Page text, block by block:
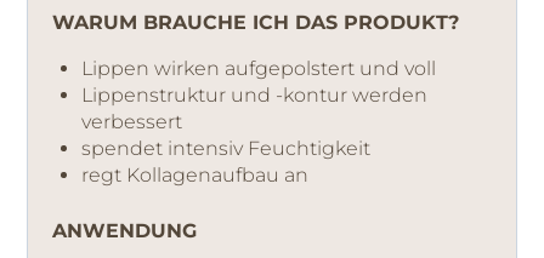
WARUM BRAUCHE ICH DAS PRODUKT?
Lippen wirken aufgepolstert und voll
Lippenstruktur und -kontur werden
verbessert
spendet intensiv Feuchtigkeit
regt Kollagenaufbau an
ANWENDUNG